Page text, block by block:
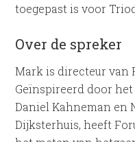
toegepast is voor
Over de spreker
Mark is directeur van
Geïnspireerd door
Daniel Kahneman en
Dijksterhuis, heeft